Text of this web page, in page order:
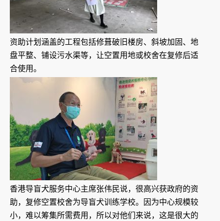
资助计划涵盖的工程包括修葺破旧楼房、斜坡加固、地
盘平整、铺设污水渠等，让空置用地或校舍在复修后适
合使用。
香港导盲犬服务中心主席张伟民说，很高兴获政府的资
助，复修空置校舍为导盲犬训练学校。因为中心规模较
小，难以筹集所需费用，所以对他们来说，这是很大的